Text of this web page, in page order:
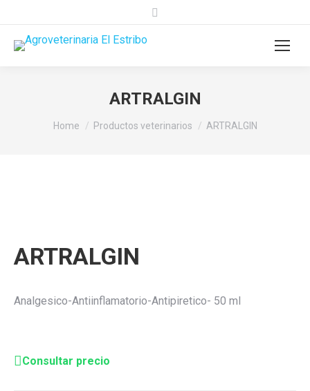
Search:
ARTRALGIN
You are here:
Home Productos veterinarios ARTRALGIN
ARTRALGIN
Analgesico-Antiinflamatorio-Antipiretico- 50 ml
Consultar precio